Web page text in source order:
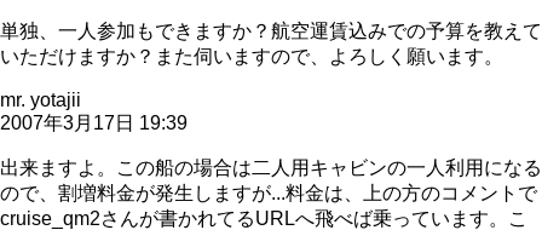
単独、一人参加もできますか？航空運賃込みでの予算を教えて
いただけますか？また伺いますので、よろしく願います。
mr. yotajii
2007年3月17日 19:39
出来ますよ。この船の場合は二人用キャビンの一人利用になる
ので、割増料金が発生しますが...料金は、上の方のコメントで
cruise_qm2さんが書かれてるURLへ飛べば乗っています。こ